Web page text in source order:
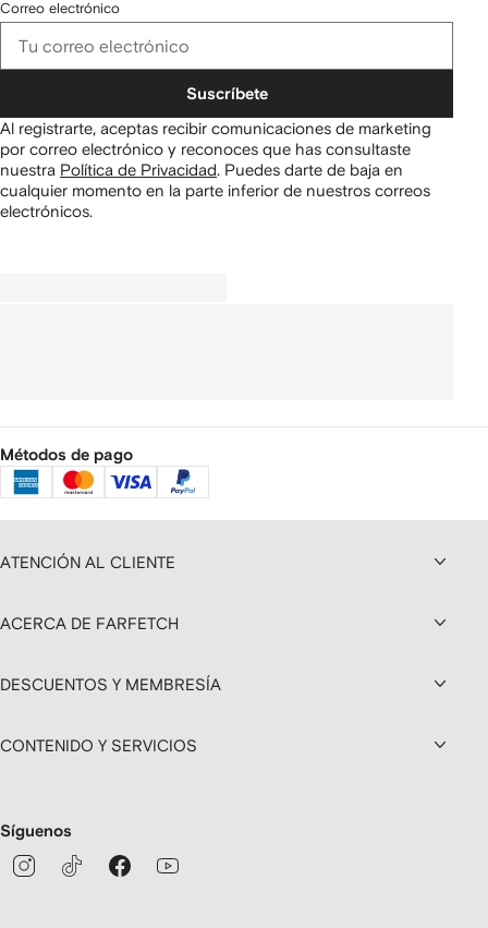
Correo electrónico
Suscríbete
Al registrarte, aceptas recibir comunicaciones de marketing
por correo electrónico y reconoces que has consultaste
nuestra Política de Privacidad. Puedes darte de baja en
cualquier momento en la parte inferior de nuestros correos
electrónicos.
Métodos de pago
ATENCIÓN AL CLIENTE
ACERCA DE FARFETCH
DESCUENTOS Y MEMBRESÍA
CONTENIDO Y SERVICIOS
Síguenos